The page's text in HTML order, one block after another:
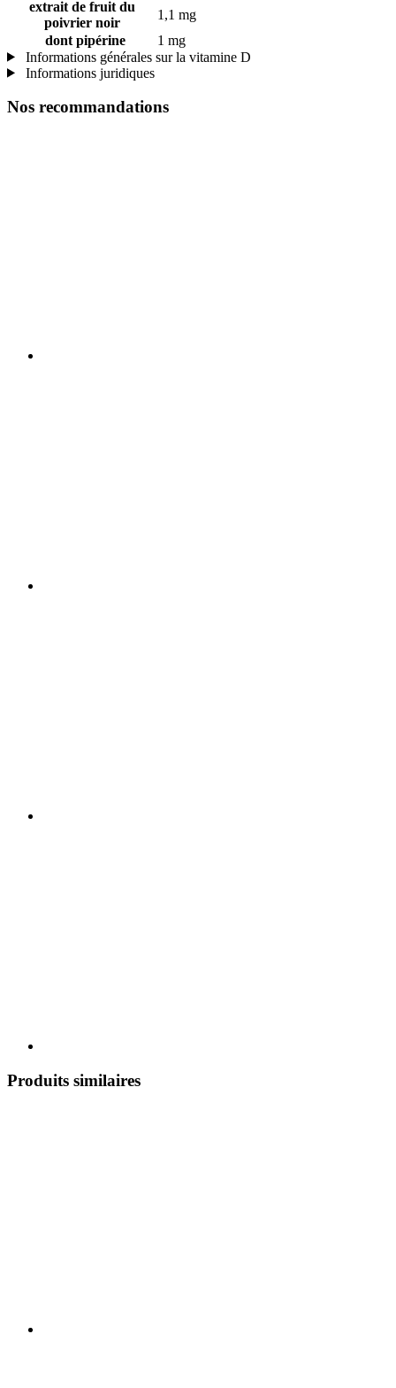
extrait de fruit du
poivrier noir
1,1 mg
dont pipérine
1 mg
Informations générales sur la vitamine D
Informations juridiques
Nos recommandations
Produits similaires